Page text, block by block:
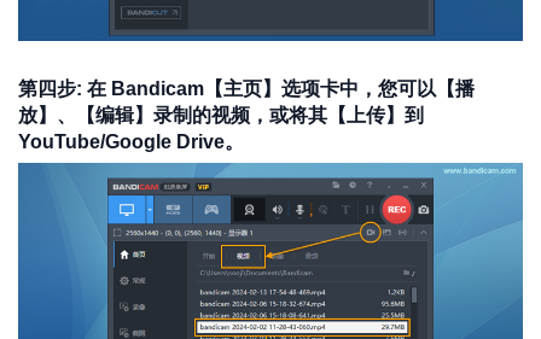
第四步: 在 Bandicam【主页】选项卡中，您可以【播
放】、【编辑】录制的视频，或将其【上传】到
YouTube/Google Drive。